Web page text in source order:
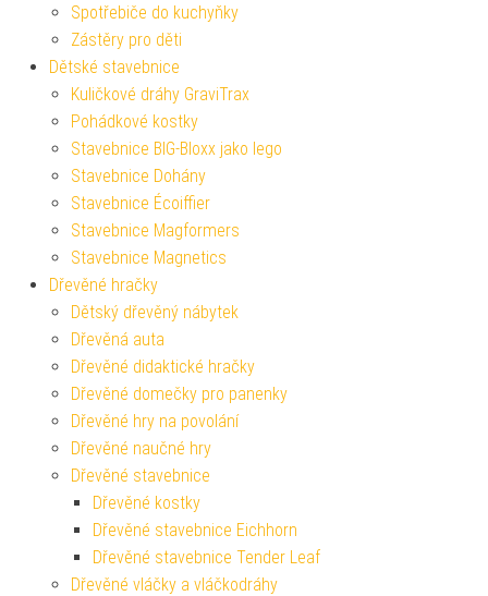
Spotřebiče do kuchyňky
Zástěry pro děti
Dětské stavebnice
Kuličkové dráhy GraviTrax
Pohádkové kostky
Stavebnice BIG-Bloxx jako lego
Stavebnice Dohány
Stavebnice Écoiffier
Stavebnice Magformers
Stavebnice Magnetics
Dřevěné hračky
Dětský dřevěný nábytek
Dřevěná auta
Dřevěné didaktické hračky
Dřevěné domečky pro panenky
Dřevěné hry na povolání
Dřevěné naučné hry
Dřevěné stavebnice
Dřevěné kostky
Dřevěné stavebnice Eichhorn
Dřevěné stavebnice Tender Leaf
Dřevěné vláčky a vláčkodráhy